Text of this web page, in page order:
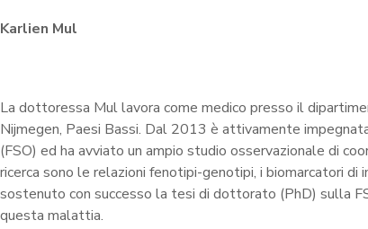
Karlien Mul
La dottoressa Mul lavora come medico presso il
Nijmegen, Paesi Bassi. Dal 2013 è attivamente
(FSO) ed ha avviato un ampio studio osservazionale di
ricerca sono le relazioni fenotipi-genotipi, i biomarcatori
sostenuto con successo la tesi di dottorato (PhD) sulla
questa malattia.